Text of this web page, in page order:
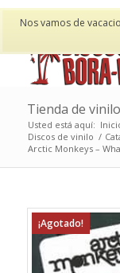
Nos vamos de
Tienda de
Usted está aquí:
Discos de vinilo /
Arctic Monkeys –
¡Agotado!